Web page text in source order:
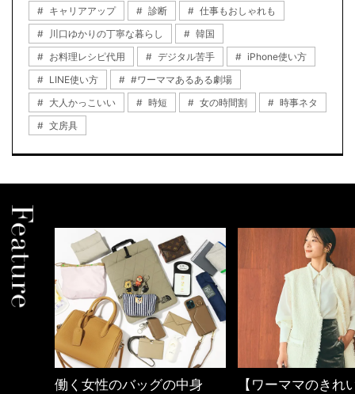
キャリアアップ 診断
仕事もおしゃれも
川口ゆかりの丁寧な暮らし
韓国
お料理レシピ代用
デジタル苦手
iPhone使い方
LINE使い方
#ワーママあるある劇場
大人かっこいい
時短 女の時間割
時事ネタ
文房具
【ワーママのきれいめカジ
心地よくいられる